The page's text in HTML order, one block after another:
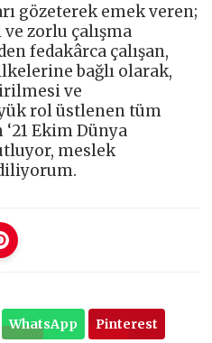
gözeterek emek veren;
zorlu çalışma
fedakârca çalışan,
bağlı olarak,
ve
rol üstlenen tüm
‘21 Ekim Dünya
meslek
WhatsApp Pinterest